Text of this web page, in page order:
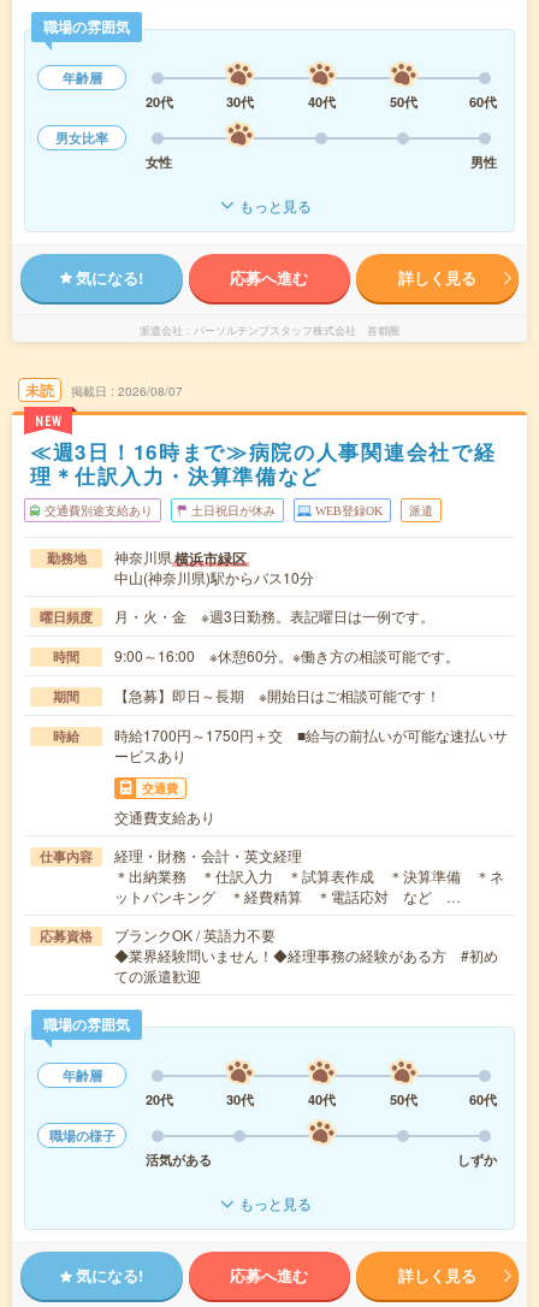
職場の雰囲気
年齢層
20代
30代 40代 50代
60代
男女比率
女性
男性
もっと見る
気になる! 応募へ進む 詳しく見る
派遣会社 パーソルテンプスタッフ株式会社 首都圏
未読
NEW
掲載日 2026/08/07
≪週3日！16時まで≫病院の人事関連会社で経
理＊仕訳入力・決算準備など
交通費別途支給あり 土日祝日が休み WEB登録OK 派遣
勤務地 神奈川県横浜市緑区
中山(神奈川県)駅からバス10分
曜日頻度 月・火・金 ※週3日勤務。表記曜日は一例です。
時間 9:00～16:00 ※休憩60分。※働き方の相談可能です。
期間 【急募】即日～長期 ※開始日はご相談可能です！
時給
時給1700円～1750円＋交 ■給与の前払いが可能な速払いサ
ービスあり
交通費
交通費支給あり
仕事内容
経理・財務・会計・英文経理
＊出納業務 ＊仕訳入力 ＊試算表作成 ＊決算準備 ＊ネ
ットバンキング ＊経費精算 ＊電話応対 など …
応募資格
ブランクOK / 英語力不要
◆業界経験問いません！◆経理事務の経験がある方 #初め
ての派遣歓迎
職場の雰囲気
年齢層
20代
30代 40代 50代
60代
職場の様子
活気がある
しずか
もっと見る
気になる! 応募へ進む 詳しく見る